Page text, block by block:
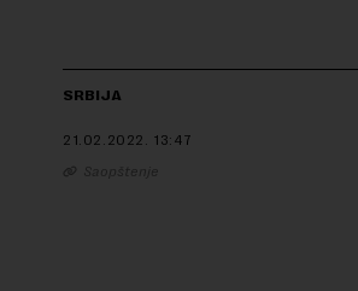
SRBIJA
21.02.2022. 13:47
Saopštenje